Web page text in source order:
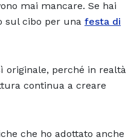
mai mancare. Se hai
sul cibo per una festa di
originale, perché in realtà
continua a creare
che ho adottato anche